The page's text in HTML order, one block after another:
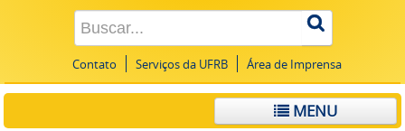
Contato Serviços da UFRB Área de Imprensa
MENU